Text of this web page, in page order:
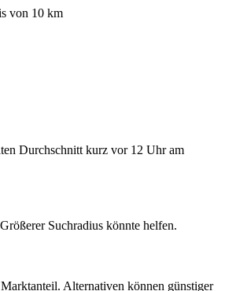
von 10 km
Durchschnitt kurz vor 12 Uhr am
Suchradius könnte helfen.
Alternativen können günstiger